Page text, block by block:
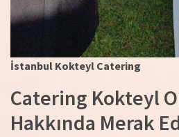
İstanbul Kokteyl Catering
Catering Kokteyl
Hakkında Merak